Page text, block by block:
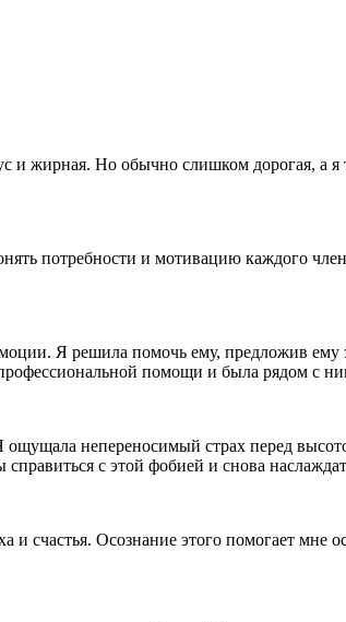
и жирная. Но обычно слишком дорогая,
потребности и мотивацию каждого
Я решила помочь ему, предложив
помощи и была рядом с
непереносимый страх перед
с этой фобией и снова
счастья. Осознание этого помогает мне